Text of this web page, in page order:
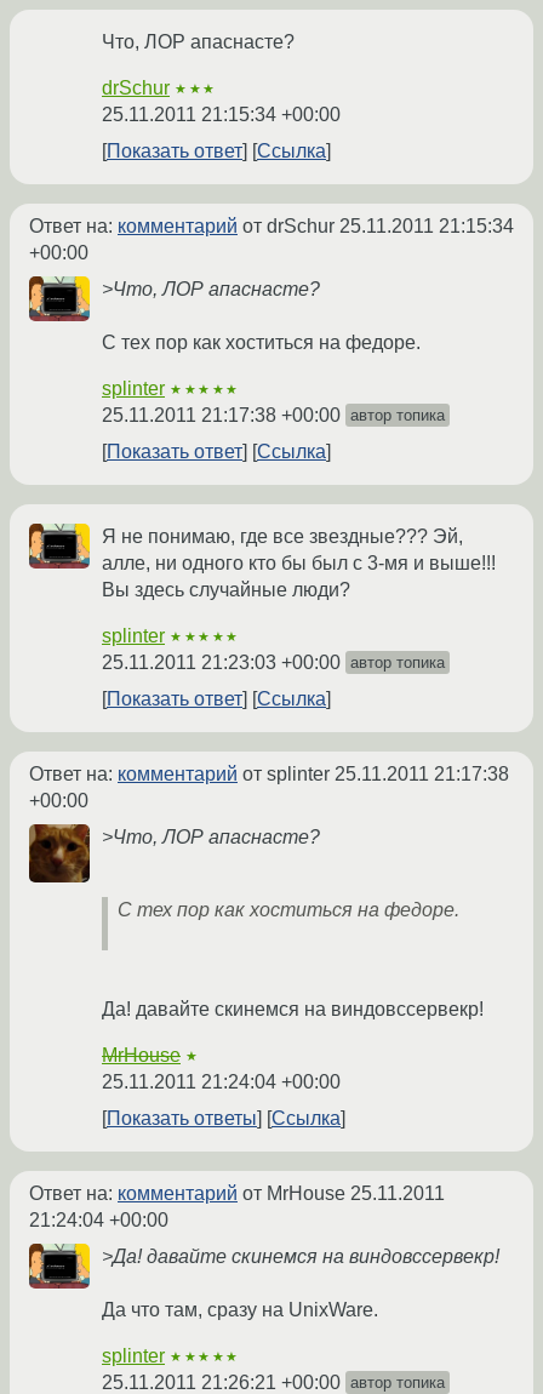
Что, ЛОР апаснасте?
drSchur ★★★
25.11.2011 21:15:34 +00:00
Показать ответ
Ссылка
Ответ на: комментарий от drSchur 25.11.2011 21:15:34
+00:00
>Что, ЛОР апаснасте?
С тех пор как хоститься на федоре.
splinter ★★★★★
25.11.2011 21:17:38 +00:00 автор топика
Показать ответ Ссылка
Я не понимаю, где все звездные??? Эй,
алле, ни одного кто бы был с 3-мя и выше!!!
Вы здесь случайные люди?
splinter ★★★★★
25.11.2011 21:23:03 +00:00 автор топика
Показать ответ Ссылка
Ответ на: комментарий от splinter 25.11.2011 21:17:38
+00:00
>Что, ЛОР апаснасте?
С тех пор как хоститься на федоре.
Да! давайте скинемся на виндовссервекр!
MrHouse ★
25.11.2011 21:24:04 +00:00
Показать ответы
Ссылка
Ответ на: комментарий от MrHouse 25.11.2011
21:24:04 +00:00
>Да! давайте скинемся на виндовссервекр!
Да что там, сразу на UnixWare.
splinter ★★★★★
25.11.2011 21:26:21 +00:00 автор топика